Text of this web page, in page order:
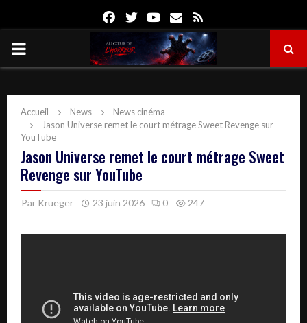
FacebookTwitterYoutube
Email
PRIMARY
Accueil News
News cinéma
Jason Universe remet le court métrage Sweet Revenge sur
YouTube
Jason Universe remet le court métrage Sweet
Revenge sur YouTube
Par Krueger 23 juin 2026 0 247